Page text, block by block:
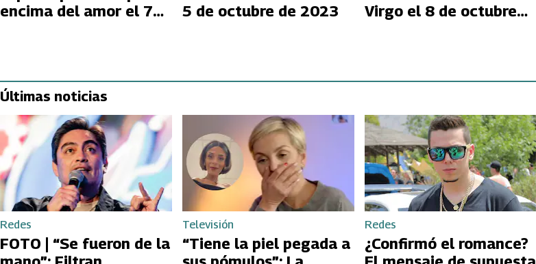
encima del amor el 7
5 de octubre de 2023
Virgo el 8 de octubre
Últimas noticias
Redes
FOTO | “Se fueron de la
Televisión
“Tiene la piel pegada a
Redes
¿Confirmó el romance?